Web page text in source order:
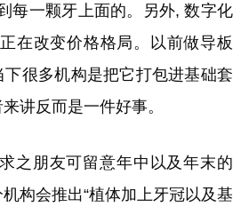
每一颗牙上面的。另外, 数字化
在改变价格格局。以前做导板
很多机构是把它打包进基础套
讲反而是一件好事。
之朋友可留意年中以及年末的
构会推出“植体加上牙冠以及基